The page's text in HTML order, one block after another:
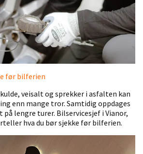
før bilferien
veisalt og sprekker i asfalten kan
enn mange tror. Samtidig oppdages
lengre turer. Bilservicesjef i Vianor,
hva du bør sjekke før bilferien.